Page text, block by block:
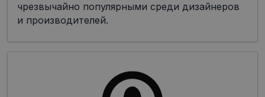
чрезвычайно популярными среди дизайнеров
и производителей.